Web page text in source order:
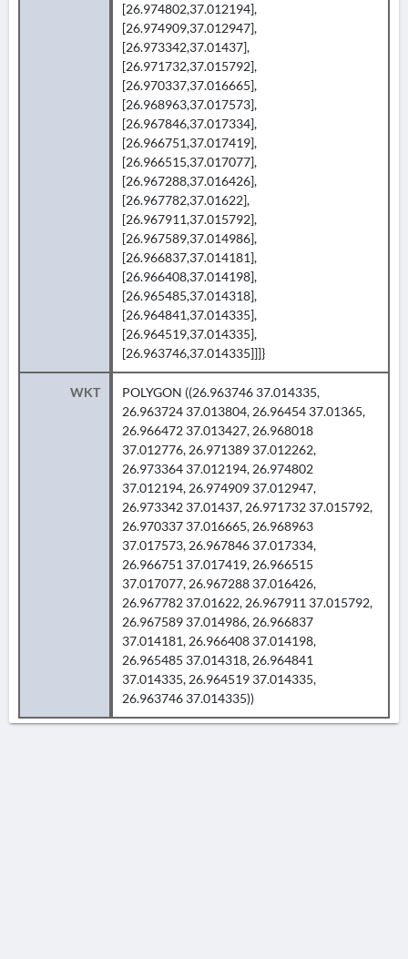
[26.974802,37.012194],
[26.974909,37.012947],
[26.973342,37.01437],
[26.971732,37.015792],
[26.970337,37.016665],
[26.968963,37.017573],
[26.967846,37.017334],
[26.966751,37.017419],
[26.966515,37.017077],
[26.967288,37.016426],
[26.967782,37.01622],
[26.967911,37.015792],
[26.967589,37.014986],
[26.966837,37.014181],
[26.966408,37.014198],
[26.965485,37.014318],
[26.964841,37.014335],
[26.964519,37.014335],
[26.963746,37.014335]]]}
WKT
POLYGON ((26.963746 37.014335,
26.963724 37.013804, 26.96454 37.01365,
26.966472 37.013427, 26.968018
37.012776, 26.971389 37.012262,
26.973364 37.012194, 26.974802
37.012194, 26.974909 37.012947,
26.973342 37.01437, 26.971732 37.015792,
26.970337 37.016665, 26.968963
37.017573, 26.967846 37.017334,
26.966751 37.017419, 26.966515
37.017077, 26.967288 37.016426,
26.967782 37.01622, 26.967911 37.015792,
26.967589 37.014986, 26.966837
37.014181, 26.966408 37.014198,
26.965485 37.014318, 26.964841
37.014335, 26.964519 37.014335,
26.963746 37.014335))